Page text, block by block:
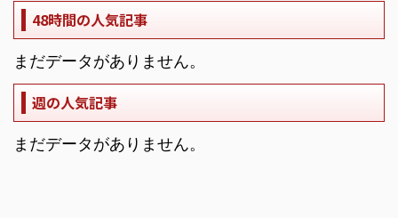
48時間の人気記事
まだデータがありません。
週の人気記事
まだデータがありません。